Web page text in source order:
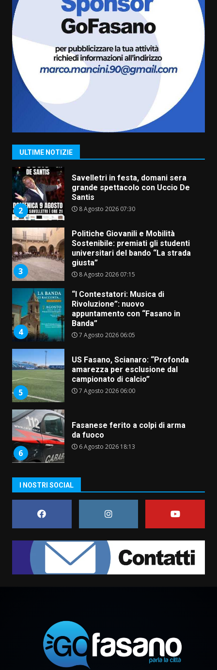
ULTIME NOTIZIE
da fuoco
6 Agosto 2026 18:13
Carta d’identità: continua il piano
di aperture straordinarie del
Comune di Fasano
6 Agosto 2026 14:16
1
La Banda Città di Fasano apre
ufficialmente la Festa di
2
Savelletri in festa, domani sera
grande spettacolo con Uccio De
Santis
8 Agosto 2026 07:30
3
Politiche Giovanili e Mobilità
Sostenibile: premiati gli studenti
universitari del bando “La strada
giusta”
8 Agosto 2026 07:15
4
“I Contestatori: Musica di
Rivoluzione”: nuovo
appuntamento con “Fasano in
Banda”
7 Agosto 2026 06:05
5
US Fasano, Scianaro: “Profonda
amarezza per esclusione dal
campionato di calcio”
7 Agosto 2026 06:00
6
Fasanese ferito a colpi di arma
da fuoco
6 Agosto 2026 18:13
di aperture straordinarie del
Comune di Fasano
6 Agosto 2026 14:16
1
La Banda Città di Fasano apre
ufficialmente la Festa di
Savelletri
8 Agosto 2026 11:00
Santis
8 Agosto 2026 07:30
Politiche Giovanili e Mobilità
Sostenibile: premiati gli studenti
I NOSTRI SOCIAL